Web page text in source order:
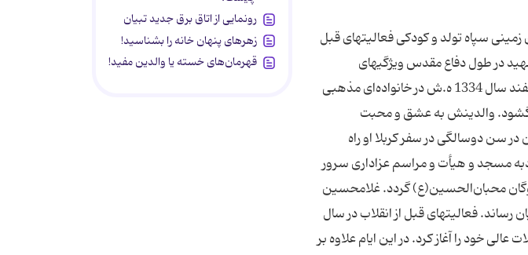
تشكیل گردید، شهید باقری به عنوان معاونت فرماندهی كل سپاه در قرارگاه فرماندهی عملیات مشترك حضور یافت و در شناسایی محورها و تحلیل و پیش‌بینی حركتهای دشمن و پی‌گیری مسائل رزمی نقش مهمی را ایفا نمود. شهید باقری دراجرای مرحله اول این عملیات سه شبانه روز بیدار بود و در آماده‌سازی مرحله دوم عملیات، به دلیل خستگی مفرط، شب هنگام طی تصادفی بشدت مصدوم شد و به بیمارستان منتقل گردید. برادر شهید در این مورد می‌گوید: در بیمارستان در لحظاتی كه معلوم نبود زنده می‌ماند یا خیر و با اینكه به سختی سخن می‌گفت می‌پرسید: پل سابله كارش به كجا كشید؟ بشدت به فكر عملیات و نگران آن بود. با اینكه یك ماه دستور استراحت مطلق پزشكی به او داده بودند، پس از یك هفته، بیمارستان را ترك كرد و به ستاد عملیات جنوب بازگشت و با وجود آثار جراحت و سردرد شدید، به فعالیت خود ادامه می‌داد. پس از عملیات موفق طریق القدس ، دشمن بعثی دست به یك حمله در تنگه چزابه زد ، شهید باقری با وجود ضعف جسمی،تلاش زیادی برای تثبیت این نقطه استراتیژیك و مهم به عمل آورد و با اسقامت عجیبی چندین شب متوالی و بدون لحظه ای استراحت،به هدایت عملیات پرداخت و حتی در یك مرحله، به عنوان فرمانده گردان وارد عمل شدو تپه ای را كه 400 نفر از نیروهای دشمن روی آن مستقر بود و بر نیروهای خودی تسلط داشت به تصرف در آورد. فرماندهی قرارگاه نصر در عملیات فتح‌المبین، بیت‌المقدس، رمضان 1 – فتح‌المبین: قبل از شروع عملیات، شهید باقری با تجزیه و تحلیل اطلاعات واصله، تمام واحدهای اطلاعاتی را در راستای اهداف این عملیات توجیه و وظایف هر یك را مشخص كرد. با توجه به وسعت منطقه عملیات، چهار قرارگاه برای كنترل و هدایت عملیات مشخص گردید. جناح شمالی منطقه، حساسترین محور عملیات بود. به دلیل این اهمیت و حساسیت، شهید باقری به عنوان فرمانده قرارگاه نصر (قرارگاه مشترك ارتش و سپاه) در این جناح انتخاب گردید. ضمن اینكه در قرارگاه مركزی كربلا نیز در كنار فرماندهی كل عملیات (سردار محسن رضایی) به عنوان مشاور عملیات و مسئول اطلاعات، فعالیت بسیار مؤثری داشت. در مرحله اول عملیات فتح‌المبین، قرارگاه نصر با موفقیت كامل به اهداف خود رسید و در مرحله دوم عملیات، با اصرار و تاكید شهید باقری تصرف ارتفاعات رادار (ابوصلبی‌خات) از محور قرارگاه نصر انجام پذیرفت كه پس از موفقیت و استقرار نیروهای خودی، دلیل اصرار شهید باقری كشف گردید. 2 – بیت‌المقدس بلافاصله پس از عملیات فتح‌المبین آماده‌سازی عملیات بیت‌المقدس آغاز گردید. شهید باقری ضمن تلاش برای هماهنگی واحدهای اطلاعاتی در طرح‌ریزی عملیات نیز حضور داشت و می‌گفت: لزومی ندارد ما مستقیماً وارد شهر خرمشهر شویم، بلكه باید دشمن را دور بزنیم و عقبه او را ببندیم تا شهر خود به خود سقوط كند. با اینكه نظرات دیگری هم برای چگونگی آزادی خرمشهر وجود داشت، اهمیت و تاكید او پس از فتح خرمشهر آشكار شد. در این عملیات شهید باقری به عنوان فرماندهی قرارگاه نصر، در اجرای عملیات نقش مؤثری را ایفا كرد. از هدفهای عمده این قرارگاه، خرمشهر و تامین مرز شلمچه و شرق بصره بود. پس از دو مرحله عملیات موفقیت‌آمیز، در مرحله سوم عملیات، قرارگاه نصر با محاصره دشمن در ناحیه شلمچه، مزدوران بعثی را مستاصل و مضمحل كرد و شهر خرمشهر نیز آزاد گردید. 3 – رمضان پس از عملیات بسیار موفق بیت‌المقدس، طرح‌ریزی و آماده‌سازی عملیات رمضان آغاز گردید. در این عملیات شهید باقری همچنان در مسئولیت قرارگاه نصر حضور داشت. در مرحله اول عملیات رمضان این قرارگاه نقش عمل كننده نداشت و به عنوان قرارگاه احتیاط پیش‌بینی شده بود، و
رونمایی از اتاق برق جدید تبیان
زهرهای پنهان خانه را بشناسید!
قهرمان‌های خسته یا والدین مفید!